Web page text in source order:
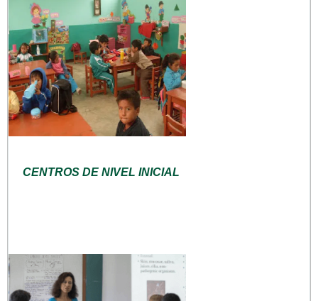
CENTROS DE NIVEL INICIAL